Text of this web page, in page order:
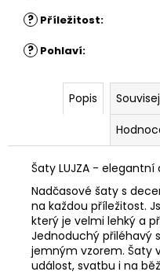
? Příležitost:
? Pohlaví:
Popis
Šaty LUJZA - elegantní
Nadčasové šaty s
na každou příležitost.
který je velmi lehký a
Jednoduchý přiléhavý
jemným vzorem. Šaty
událost, svatbu i na